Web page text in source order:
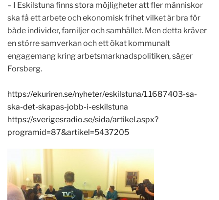
– I Eskilstuna finns stora möjligheter att fler människor
ska få ett arbete och ekonomisk frihet vilket är bra för
både individer, familjer och samhället. Men detta kräver
en större samverkan och ett ökat kommunalt
engagemang kring arbetsmarknadspolitiken, säger
Forsberg.
https://ekuriren.se/nyheter/eskilstuna/1.1687403-sa-
ska-det-skapas-jobb-i-eskilstuna
https://sverigesradio.se/sida/artikel.aspx?
programid=87&artikel=5437205